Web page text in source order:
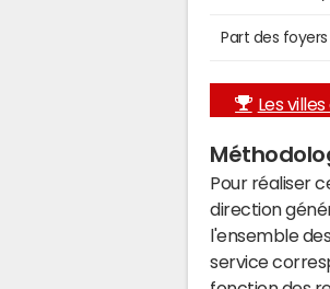
Part des
Les
Pour réaliser
direction
l'ensemble
service